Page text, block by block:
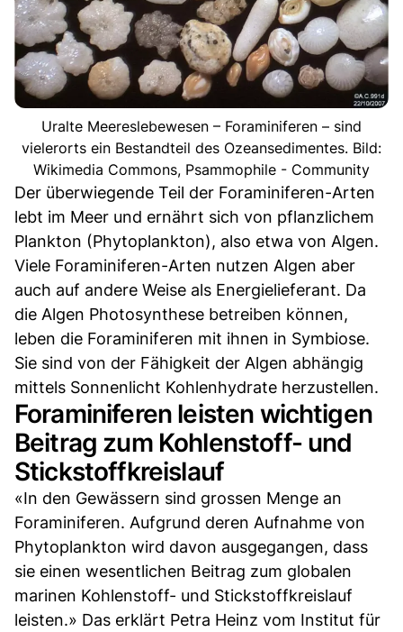
Uralte Meereslebewesen – Foraminiferen – sind
vielerorts ein Bestandteil des Ozeansedimentes. Bild:
Wikimedia Commons, Psammophile - Community
Der überwiegende Teil der Foraminiferen-Arten
lebt im Meer und ernährt sich von pflanzlichem
Plankton (Phytoplankton), also etwa von Algen.
Viele Foraminiferen-Arten nutzen Algen aber
auch auf andere Weise als Energielieferant. Da
die Algen Photosynthese betreiben können,
leben die Foraminiferen mit ihnen in Symbiose.
Sie sind von der Fähigkeit der Algen abhängig
mittels Sonnenlicht Kohlenhydrate herzustellen.
Foraminiferen leisten wichtigen
Beitrag zum Kohlenstoff- und
Stickstoffkreislauf
«In den Gewässern sind grossen Menge an
Foraminiferen. Aufgrund deren Aufnahme von
Phytoplankton wird davon ausgegangen, dass
sie einen wesentlichen Beitrag zum globalen
marinen Kohlenstoff- und Stickstoffkreislauf
leisten.» Das erklärt Petra Heinz vom Institut für